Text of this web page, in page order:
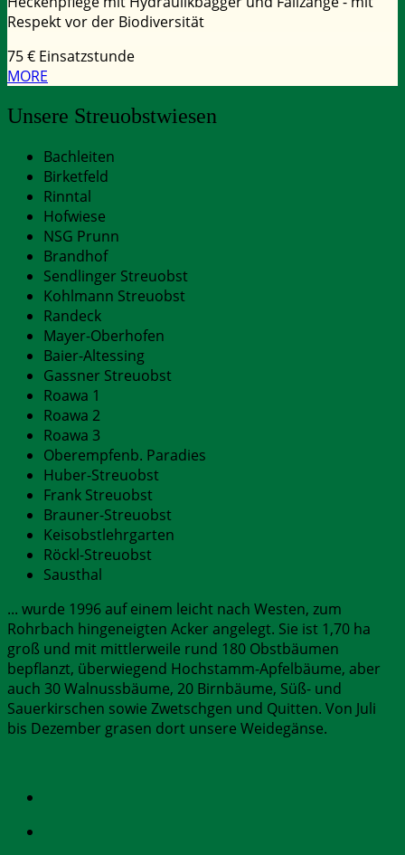
Respekt vor der Biodiversität
75€ Einsatzstunde
MORE
Unsere Streuobstwiesen
Bachleiten
Birketfeld
Rinntal
Hofwiese
NSG Prunn
Brandhof
Sendlinger Streuobst
Kohlmann Streuobst
Randeck
Mayer-Oberhofen
Baier-Altessing
Gassner Streuobst
Roawa 1
Roawa 2
Roawa 3
Oberempfenb. Paradies
Huber-Streuobst
Frank Streuobst
Brauner-Streuobst
Keisobstlehrgarten
Röckl-Streuobst
Sausthal
... wurde 1996 auf einem leicht nach Westen, zum
Rohrbach hingeneigten Acker angelegt. Sie ist 1,70 ha
groß und mit mittlerweile rund 180 Obstbäumen
bepflanzt, überwiegend Hochstamm-Apfelbäume, aber
auch 30 Walnussbäume, 20 Birnbäume, Süß- und
Sauerkirschen sowie Zwetschgen und Quitten. Von Juli
bis Dezember grasen dort unsere Weidegänse.